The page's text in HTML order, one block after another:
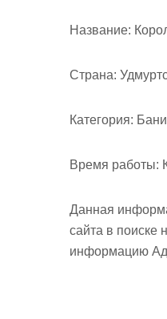
Название:
Страна:
Категория:
Время работы:
Данная
сайта в поиске
информацию